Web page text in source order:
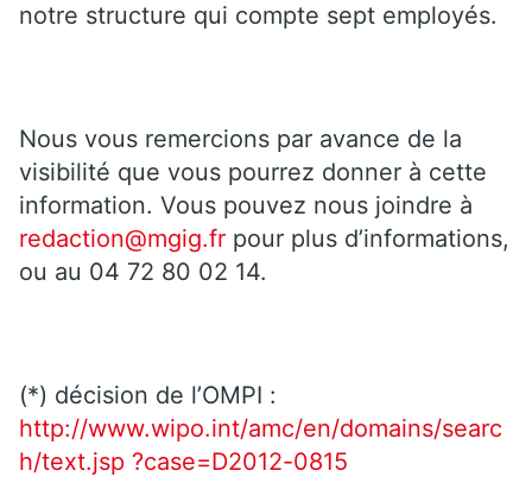
notre structure qui compte sept employés.
Nous vous remercions par avance de la
visibilité que vous pourrez donner à cette
information. Vous pouvez nous joindre à
redaction@mgig.fr pour plus d’informations,
ou au 04 72 80 02 14.
(*) décision de l’OMPI :
http://www.wipo.int/amc/en/domains/searc
h/text.jsp ?case=D2012-0815